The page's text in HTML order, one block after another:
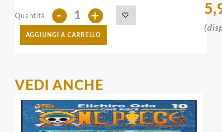
Quantità - +
AGGIUNGI A CARRELLO
VEDI ANCHE